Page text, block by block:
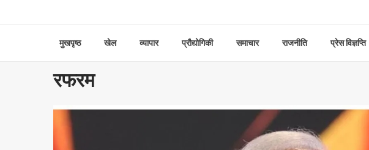
मुखपृष्ठ खेल व्यापार प्रौद्योगिकी समाचार राजनीति प्रेस विज्ञप्ति
रफरम